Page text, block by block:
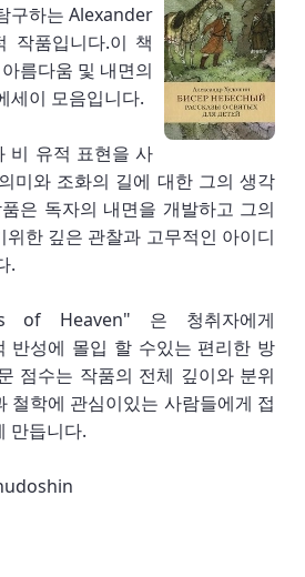
구하는 Alexander
작품입니다.이 책
름다움 및 내면의
세이 모음입니다.
비 유적 표현을 사
미와 조화의 길에 대한 그의 생각
은 독자의 내면을 개발하고 그의
한 깊은 관찰과 고무적인 아이디
.
of Heaven" 은 청취자에게
반성에 몰입 할 수있는 편리한 방
점수는 작품의 전체 깊이와 분위
철학에 관심이있는 사람들에게 접
만듭니다.